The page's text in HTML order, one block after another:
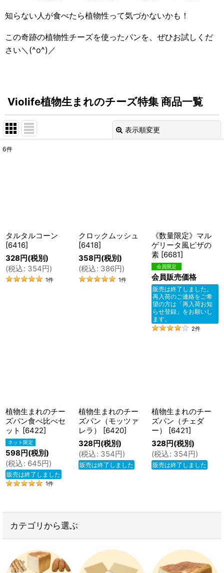
知らない人が食べたら植物性って気づかないかも！
この奇跡の植物性チーズを使ったパンを、ぜひお試しくだ
さい＼(^o^)／
Violife植物生まれのチーズ特集 商品一覧
表示順変更
絞り込む
6件
タルタルコーン
[6416]
328 円(税別)
(税込: 354円)
1件
クロックムッシュ
[6418]
358 円(税別)
(税込: 386円)
1件
《数量限定》マル
ゲリータ風ピザの
素 [6681]
会員販売価格
販売は終了しました。
再入荷のご連絡をご希
望の方は「再入荷お知
らせ登録」をお願いし
ます。
2件
植物生まれのチー
ズパン食べ比べセ
ット [6422]
598 円(税別)
(税込: 645円)
販売は終了しました
1件
植物生まれのチー
ズパン（モッツァ
レラ）
[6420]
328 円(税別)
(税込: 354円)
販売は終了しました
植物生まれのチー
ズパン（チェダ
ー）
[6421]
328 円(税別)
(税込: 354円)
販売は終了しました
カテゴリから選ぶ